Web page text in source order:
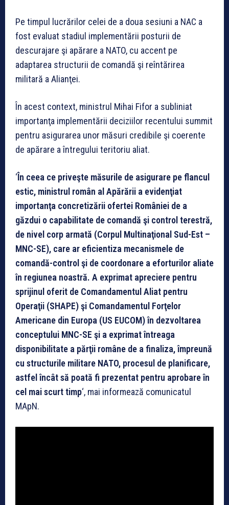
Pe timpul lucrărilor celei de a doua sesiuni a NAC a
fost evaluat stadiul implementării posturii de
descurajare şi apărare a NATO, cu accent pe
adaptarea structurii de comandă şi reîntărirea
militară a Alianţei.
În acest context, ministrul Mihai Fifor a subliniat
importanţa implementării deciziilor recentului summit
pentru asigurarea unor măsuri credibile şi coerente
de apărare a întregului teritoriu aliat.
‘În ceea ce priveşte măsurile de asigurare pe flancul
estic, ministrul român al Apărării a evidenţiat
importanţa concretizării ofertei României de a
găzdui o capabilitate de comandă şi control terestră,
de nivel corp armată (Corpul Multinaţional Sud-Est –
MNC-SE), care ar eficientiza mecanismele de
comandă-control şi de coordonare a eforturilor aliate
în regiunea noastră. A exprimat apreciere pentru
sprijinul oferit de Comandamentul Aliat pentru
Operaţii (SHAPE) şi Comandamentul Forţelor
Americane din Europa (US EUCOM) în dezvoltarea
conceptului MNC-SE şi a exprimat întreaga
disponibilitate a părţii române de a finaliza, împreună
cu structurile militare NATO, procesul de planificare,
astfel încât să poată fi prezentat pentru aprobare în
cel mai scurt timp‘, mai informează comunicatul
MApN.